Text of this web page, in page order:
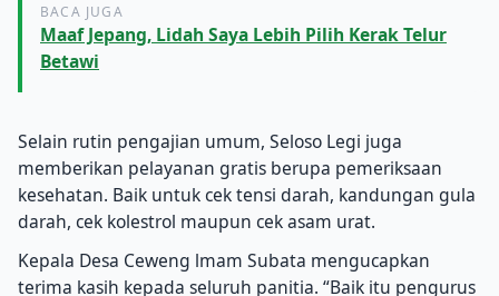
BACA JUGA
Maaf Jepang, Lidah Saya Lebih Pilih Kerak Telur
Betawi
Selain rutin pengajian umum, Seloso Legi juga
memberikan pelayanan gratis berupa pemeriksaan
kesehatan. Baik untuk cek tensi darah, kandungan gula
darah, cek kolestrol maupun cek asam urat.
Kepala Desa Ceweng lmam Subata mengucapkan
terima kasih kepada seluruh panitia. “Baik itu pengurus